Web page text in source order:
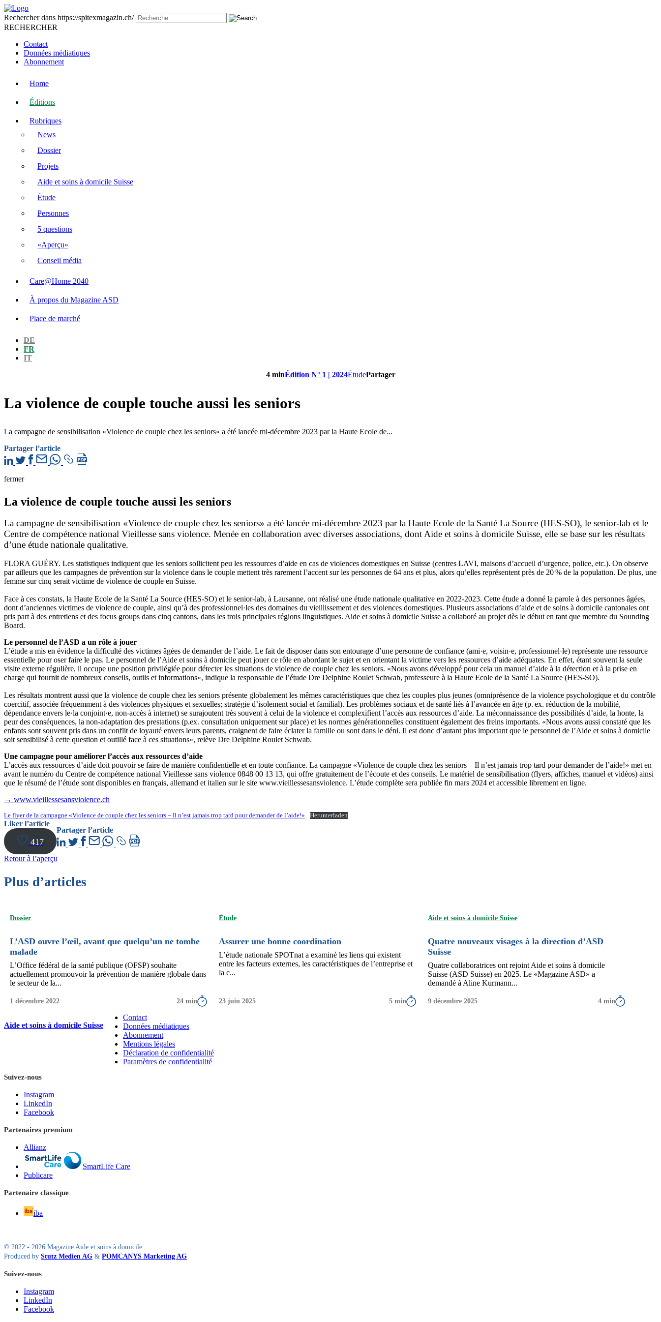
Rechercher dans https://spitexmagazin.ch/
RECHERCHER
Contact
Données médiatiques
Abonnement
Home
Éditions
Rubriques
News
Dossier
Projets
Aide et soins à domicile Suisse
Étude
Personnes
5 questions
«Aperçu»
Conseil média
Care@Home 2040
À propos du Magazine ASD
Place de marché
DE
FR
IT
4 minÉdition N° 1 | 2024ÉtudePartager
La violence de couple touche aussi les seniors
La campagne de sensibilisation «Violence de couple chez les seniors» a été lancée mi-décembre 2023 par la Haute Ecole de...
Partager l’article
fermer
La violence de couple touche aussi les seniors
La campagne de sensibilisation «Violence de couple chez les seniors» a été lancée mi-décembre 2023 par la Haute Ecole de la Santé La Source (HES-SO), le senior-lab et le
Centre de compétence national Vieillesse sans violence. Menée en collaboration avec diverses associations, dont Aide et soins à domicile Suisse, elle se base sur les résultats
d’une étude nationale qualitative.
FLORA GUÉRY. Les statistiques indiquent que les seniors sollicitent peu les ressources d’aide en cas de violences domestiques en Suisse (centres LAVI, maisons d’accueil d’urgence, police, etc.). On observe
par ailleurs que les campagnes de prévention sur la violence dans le couple mettent très rarement l’accent sur les personnes de 64 ans et plus, alors qu’elles représentent près de 20 % de la population. De plus, une
femme sur cinq serait victime de violence de couple en Suisse.
Face à ces constats, la Haute Ecole de la Santé La Source (HES-SO) et le senior-lab, à Lausanne, ont réalisé une étude nationale qualitative en 2022-2023. Cette étude a donné la parole à des personnes âgées,
dont d’anciennes victimes de violence de couple, ainsi qu’à des professionnel·les des domaines du vieillissement et des violences domestiques. Plusieurs associations d’aide et de soins à domicile cantonales ont
pris part à des entretiens et des focus groups dans cinq cantons, dans les trois principales régions linguistiques. Aide et soins à domicile Suisse a collaboré au projet dès le début en tant que membre du Sounding
Board.
Le personnel de l’ASD a un rôle à jouer
L’étude a mis en évidence la difficulté des victimes âgées de demander de l’aide. Le fait de disposer dans son entourage d’une personne de confiance (ami·e, voisin·e, professionnel·le) représente une ressource
essentielle pour oser faire le pas. Le personnel de l’Aide et soins à domicile peut jouer ce rôle en abordant le sujet et en orientant la victime vers les ressources d’aide adéquates. En effet, étant souvent la seule
visite externe régulière, il occupe une position privilégiée pour détecter les situations de violence de couple chez les seniors. «Nous avons développé pour cela un manuel d’aide à la détection et à la prise en
charge qui fournit de nombreux conseils, outils et informations», indique la responsable de l’étude Dre Delphine Roulet Schwab, professeure à la Haute Ecole de la Santé La Source (HES-SO).
Les résultats montrent aussi que la violence de couple chez les seniors présente globalement les mêmes caractéristiques que chez les couples plus jeunes (omniprésence de la violence psychologique et du contrôle
coercitif, associée fréquemment à des violences physiques et sexuelles; stratégie d’isolement social et familial). Les problèmes sociaux et de santé liés à l’avancée en âge (p. ex. réduction de la mobilité,
dépendance envers le·la conjoint·e, non-accès à internet) se surajoutent très souvent à celui de la violence et complexifient l’accès aux ressources d’aide. La méconnaissance des possibilités d’aide, la honte, la
peur des conséquences, la non-adaptation des prestations (p.ex. consultation uniquement sur place) et les normes générationnelles constituent également des freins importants. «Nous avons aussi constaté que les
enfants sont souvent pris dans un conflit de loyauté envers leurs parents, craignent de faire éclater la famille ou sont dans le déni. Il est donc d’autant plus important que le personnel de l’Aide et soins à domicile
soit sensibilisé à cette question et outillé face à ces situations», relève Dre Delphine Roulet Schwab.
Une campagne pour améliorer l’accès aux ressources d’aide
L’accès aux ressources d’aide doit pouvoir se faire de manière confidentielle et en toute confiance. La campagne «Violence de couple chez les seniors – Il n’est jamais trop tard pour demander de l’aide!» met en
avant le numéro du Centre de compétence national Vieillesse sans violence 0848 00 13 13, qui offre gratuitement de l’écoute et des conseils. Le matériel de sensibilisation (flyers, affiches, manuel et vidéos) ainsi
que le résumé de l’étude sont disponibles en français, allemand et italien sur le site www.vieillessesansviolence. L’étude complète sera publiée fin mars 2024 et accessible librement en ligne.
→ www.vieillessesansviolence.ch
Le flyer de la campagne «Violence de couple chez les seniors – Il n’est jamais trop tard pour demander de l’aide!» Herunterladen
Liker l’article
417
Partager l’article
Retour à l’aperçu
Plus d’articles
Dossier
L’ASD ouvre l’œil, avant que quelqu’un ne tombe
malade
L’Office fédéral de la santé publique (OFSP) souhaite
actuellement promouvoir la prévention de manière globale dans
le secteur de la...
1 décembre 2022 24 min
Étude
Assurer une bonne coordination
L’étude nationale SPOTnat a examiné les liens qui existent
entre les facteurs externes, les caractéristiques de l’entreprise et
la c...
23 juin 2025 5 min
Aide et soins à domicile Suisse
Quatre nouveaux visages à la direction d’ASD
Suisse
Quatre collaboratrices ont rejoint Aide et soins à domicile
Suisse (ASD Suisse) en 2025. Le «Magazine ASD» a
demandé à Aline Kurmann...
9 décembre 2025 4 min
Aide et soins à domicile Suisse
Contact
Données médiatiques
Abonnement
Mentions légales
Déclaration de confidentialité
Paramètres de confidentialité
Suivez-nous
Instagram
LinkedIn
Facebook
Partenaires premium
Allianz
SmartLife Care
Publicare
Partenaire classique
iba
© 2022 - 2026 Magazine Aide et soins à domicile
Produced by Stutz Medien AG & POMCANYS Marketing AG
Suivez-nous
Instagram
LinkedIn
Facebook